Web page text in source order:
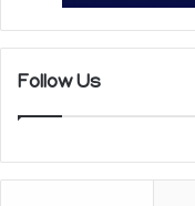
Follow Us